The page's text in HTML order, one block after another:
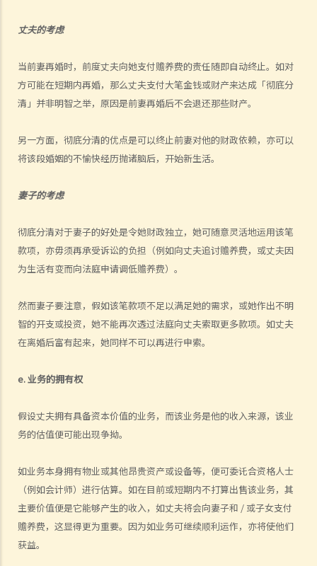
丈夫的考虑
当前妻再婚时，前度丈夫向她支付赡养费的责任随即自动终止。如对
方可能在短期内再婚，那么丈夫支付大笔金钱或财产来达成「彻底分
清」并非明智之举，原因是前妻再婚后不会退还那些财产。
另一方面，彻底分清的优点是可以终止前妻对他的财政依赖，亦可以
将该段婚姻的不愉快经历抛诸脑后，开始新生活。
妻子的考虑
彻底分清对于妻子的好处是令她财政独立，她可随意灵活地运用该笔
款项，亦毋须再承受诉讼的负担（例如向丈夫追讨赡养费，或丈夫因
为生活有变而向法庭申请调低赡养费）。
然而妻子要注意，假如该笔款项不足以满足她的需求，或她作出不明
智的开支或投资，她不能再次透过法庭向丈夫索取更多款项。如丈夫
在离婚后富有起来，她同样不可以再进行申索。
e. 业务的拥有权
假设丈夫拥有具备资本价值的业务，而该业务是他的收入来源，该业
务的估值便可能出现争拗。
如业务本身拥有物业或其他昂贵资产或设备等，便可委讬合资格人士
（例如会计师）进行估算。如在目前或短期内不打算出售该业务，其
主要价值便是它能够产生的收入，如丈夫将会向妻子和 / 或子女支付
赡养费，这显得更为重要。因为如业务可继续顺利运作，亦将使他们
获益。
5. 体罚与暴力：界限是什么？
A. 由健在的父母委任临时监护人
B. 由法庭委任监护人
C. 《未成年人监护条例》
离婚
B. 其他解决婚姻问题之方法
方法与离婚诉讼有何差异？
2. 家事调解有什么优点？
3. 那些官方或义务性质的机构可为夫妇在离婚前后提供家事调解服务？
1. 在离婚或婚姻诉讼中，如我无法负担聘请代表律师的费用，我可以怎
办？
3. 我应否选择在香港办理离婚？
香港法律承认？在外国注册结婚或按照中国传统习俗结婚或无注册的配
偶，可否在香港申请离婚?
一方？
D. 离婚（申请离婚之程序和理由）
1. 离婚的理据是什么？我是否必须向法庭解释我要离婚的原因？
A. 通奸